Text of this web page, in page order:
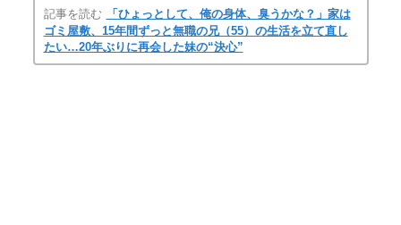
記事を読む
「ひょっとして、俺の身体、臭うかな？」家は
ゴミ屋敷、15年間ずっと無職の兄（55）の生活を立て直し
たい…20年ぶりに再会した妹の“決心”